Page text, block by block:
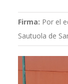
Firma: Por el
Sautuola de
Ver
imagen